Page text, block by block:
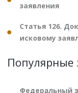
заявления
Статья 126.
исковому
Популярные
Федеральный